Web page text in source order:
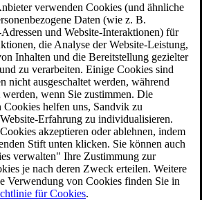
verwenden Cookies (und ähnliche
Daten (wie z. B.
und Website-Interaktionen) für
die Analyse der Website-Leistung,
Inhalten und die Bereitstellung gezielter
zu verarbeiten. Einige Cookies sind
nicht ausgeschaltet werden, während
wenn Sie zustimmen. Die
Cookies helfen uns, Sandvik zu
Erfahrung zu individualisieren.
akzeptieren oder ablehnen, indem
Stift unten klicken. Sie können auch
verwalten" Ihre Zustimmung zur
je nach deren Zweck erteilen. Weitere
Verwendung von Cookies finden Sie in
für Cookies.